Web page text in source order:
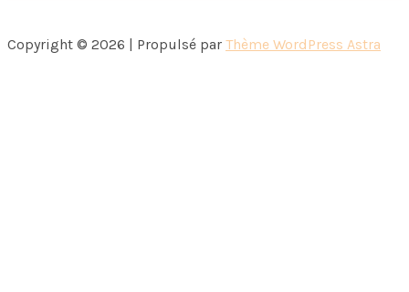
Copyright © 2026 | Propulsé par Thème WordPress Astra